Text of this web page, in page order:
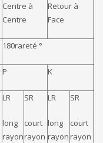
Centre à
Centre
Retour à
Face
180rareté °
P K
LR
long
rayon
SR
court
rayon
LR
long
rayon
SR
court
rayon